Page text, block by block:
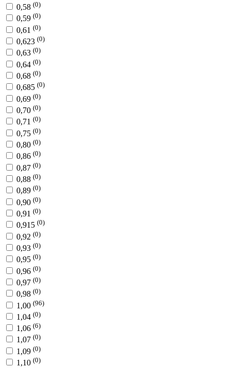
0,58 (0)
0,59 (0)
0,61 (0)
0,623 (0)
0,63 (0)
0,64 (0)
0,68 (0)
0,685 (0)
0,69 (0)
0,70 (0)
0,71 (0)
0,75 (0)
0,80 (0)
0,86 (0)
0,87 (0)
0,88 (0)
0,89 (0)
0,90 (0)
0,91 (0)
0,915 (0)
0,92 (0)
0,93 (0)
0,95 (0)
0,96 (0)
0,97 (0)
0,98 (0)
1,00 (96)
1,04 (0)
1,06 (6)
1,07 (0)
1,09 (0)
1,10 (0)